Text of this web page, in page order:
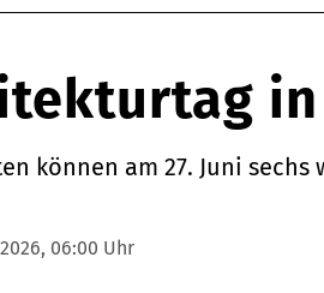
in
können am 27. Juni
06:00 Uhr